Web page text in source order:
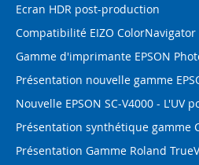
Ecran HDR post-production
Compatibilité EIZO ColorNavigator
Gamme d'imprimante EPSON
Présentation nouvelle gamme
Nouvelle EPSON SC-V4000 - L'UV
Présentation synthétique gamme
Présentation Gamme Roland